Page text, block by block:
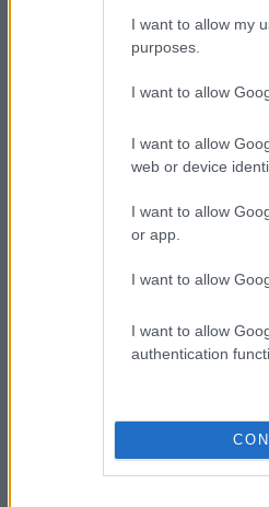
I want to allow my
purposes.
I want to allow
I want to allow
web or device
I want to allow
or app.
I want to allow
I want to allow
authentication